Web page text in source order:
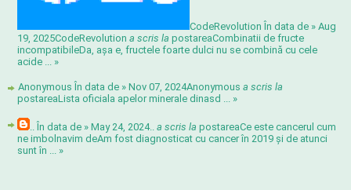
CodeRevolution În data de » Aug
19, 2025CodeRevolution a scris la postareaCombinatii de fructe
incompatibileDa, așa e, fructele foarte dulci nu se combină cu cele
acide ... »
Anonymous În data de » Nov 07, 2024Anonymous a scris la
postareaLista oficiala apelor minerale dinasd ... »
.. În data de » May 24, 2024.. a scris la postareaCe este cancerul cum
ne imbolnavim deAm fost diagnosticat cu cancer în 2019 și de atunci
sunt în ... »